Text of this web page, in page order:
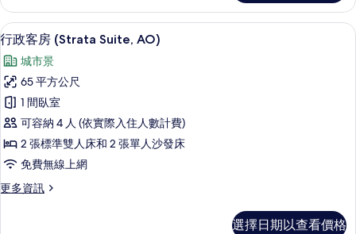
相
片
客
房
(Executive
Suite)
的
詳
情
顯
示
行
政
客
房
(Strata
Suite,
AO)
行政客房 (Strata Suite, AO) | 客房內
9
行政客房 (Strata Suite, AO)
城市景
65 平方公尺
1 間臥室
可容納 4 人 (依實際入住人數計費)
2 張標準雙人床和 2 張單人沙發床
免費無線上網
更多資訊
更
選擇日期以查看價格